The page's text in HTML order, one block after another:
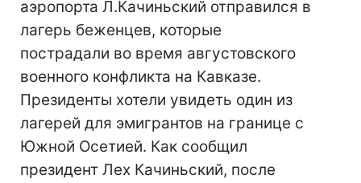
аэропорта Л.Качиньский отправился в
лагерь беженцев, которые
пострадали во время августовского
военного конфликта на Кавказе.
Президенты хотели увидеть один из
лагерей для эмигрантов на границе с
Южной Осетией. Как сообщил
президент Лех Качиньский, после